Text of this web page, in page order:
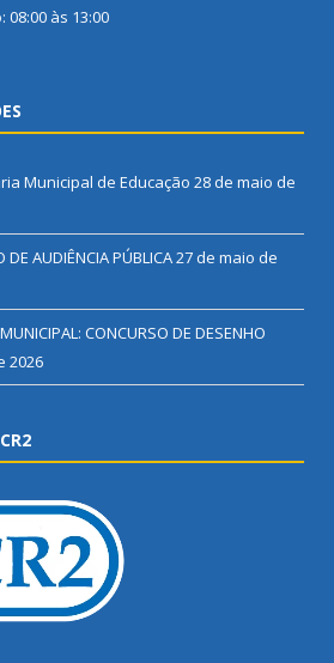
às 13:00
Municipal de Educação 28 de maio de
DE AUDIÊNCIA PÚBLICA27 de maio de
CONCURSO DE DESENHO
2026